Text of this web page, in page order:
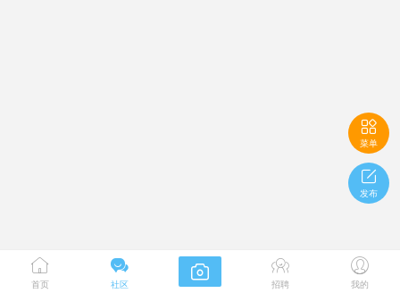

菜单

发布

首页

社区
 
招聘

我的